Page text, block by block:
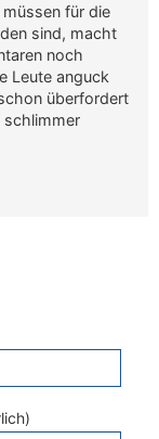
für die
sind, macht
noch
Leute anguck
überfordert
schlimmer